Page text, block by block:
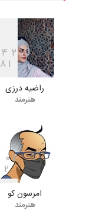
4 2
81
راضیه درزی
هنرمند
07
2
امرسون کو
هنرمند